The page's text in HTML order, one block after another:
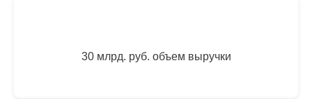
30 млрд. руб. объем выручки